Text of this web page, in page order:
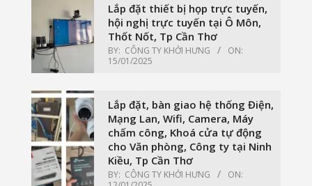
Lắp đặt thiết bị họp trực tuyến,
hội nghị trực tuyến tại Ô Môn,
Thốt Nốt, Tp Cần Thơ
BY: CÔNG TY KHỞI HƯNG
ON:
15/01/2025
Lắp đặt, bàn giao hệ thống Điện,
Mạng Lan, Wifi, Camera, Máy
chấm công, Khoá cửa tự động
cho Văn phòng, Công ty tại Ninh
Kiều, Tp Cần Thơ
BY: CÔNG TY KHỞI HƯNG
ON: